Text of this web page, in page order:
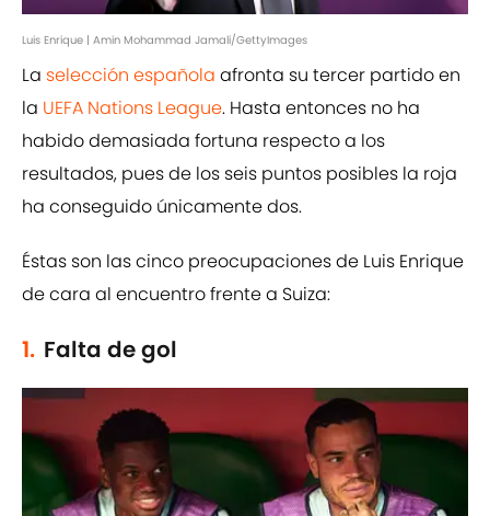
Luis Enrique | Amin Mohammad Jamali/GettyImages
La selección española afronta su tercer partido en
la UEFA Nations League. Hasta entonces no ha
habido demasiada fortuna respecto a los
resultados, pues de los seis puntos posibles la roja
ha conseguido únicamente dos.
Éstas son las cinco preocupaciones de Luis Enrique
de cara al encuentro frente a Suiza:
1. Falta de gol